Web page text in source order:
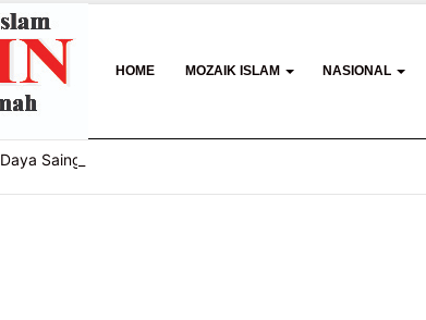
HOME MOZAIK ISLAM NASIONAL
Saing UMKM Lewat Seminar Transformasi Digital